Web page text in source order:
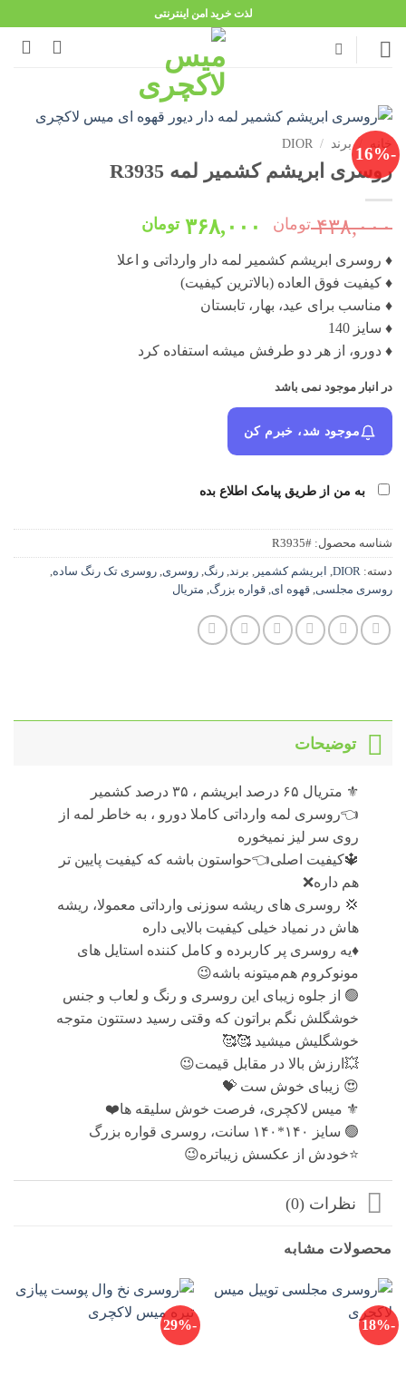
content
لذت خرید امن اینترنتی
-16%
خانه برند /
DIOR
روسری ابریشم کشمیر لمه R3935
۴۳۸,۰۰۰ تومان
قیمت
اصلی:
۴۳۸,۰۰۰ تومان
بود.
۳۶۸,۰۰۰ تومان
فعلی:
۳۶۸,۰۰۰ تومان.♦️ روسری ابریشم کشمیر لمه دار وارداتی و اعلا
♦️ کیفیت فوق العاده (بالاترین کیفیت)
♦️ مناسب برای عید، بهار، تابستان
♦️ سایز 140
♦️ دورو، از هر دو طرفش میشه استفاده کرد
در انبار موجود نمی باشد
موجود شد، خبرم کن
به من از طریق پیامک اطلاع بده
شناسه محصول: #R3935
دسته: DIOR
, ابریشم کشمیر , برند, رنگ, روسری, روسری تک رنگ ساده,
روسری مجلسی, قهوه ای, قواره بزرگ, متریال
توضیحات
⚜️ متریال ۶۵ درصد ابریشم ، ۳۵ درصد کشمیر
👈روسری لمه وارداتی کاملا دورو ، به خاطر لمه از
روی سر لیز نمیخوره
🔱کیفیت اصلی👈حواستون باشه که کیفیت پایین تر
هم داره❌
💢 روسری های ریشه سوزنی وارداتی معمولا، ریشه
هاش در نمیاد خیلی کیفیت بالایی داره
♦️یه روسری پر کاربرده و کامل کننده استایل های
مونوکروم هم‌میتونه باشه😉
🟢 از جلوه زیبای این روسری و رنگ و لعاب و جنس
خوشگلش نگم براتون که وقتی رسید دستتون متوجه
خوشگلیش میشید 🥰🥰
💥ارزش بالا در مقابل قیمت😉
😍 زیبای خوش ست 💝
⚜️ میس لاکچری، فرصت خوش سلیقه ها❤️
🟢 سايز ۱۴۰*۱۴۰ سانت، روسری قواره بزرگ
⭐️خودش از عکسش زیباتره😉
نظرات (0)
محصولات مشابه
-18%
-29%